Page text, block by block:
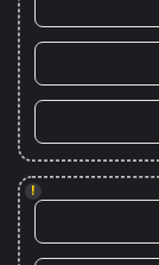
!